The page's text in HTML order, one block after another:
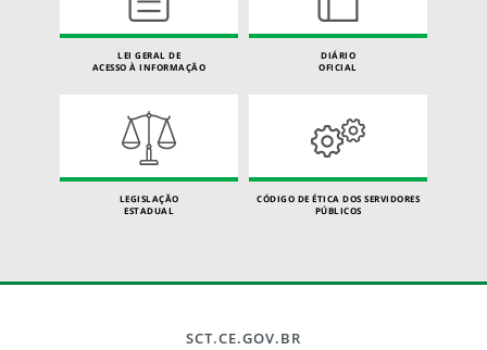
LEI GERAL DE
ACESSO À INFORMAÇÃO
DIÁRIO
OFICIAL
LEGISLAÇÃO
ESTADUAL
CÓDIGO DE ÉTICA DOS SERVIDORES
PÚBLICOS
SCT.CE.GOV.BR